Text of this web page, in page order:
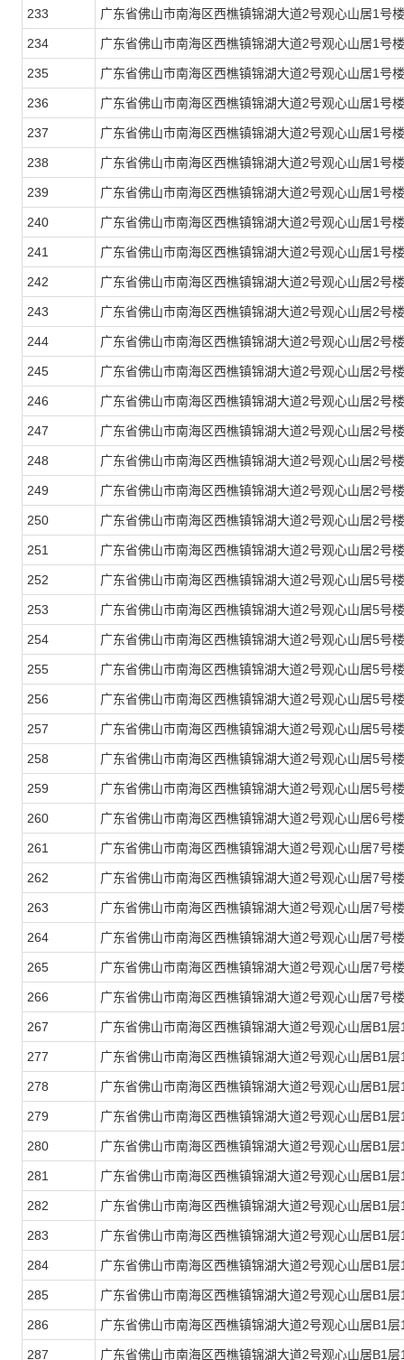
233 广东省佛山市南海区西樵镇锦湖大道2号观心山居1号
234 广东省佛山市南海区西樵镇锦湖大道2号观心山居1号
235 广东省佛山市南海区西樵镇锦湖大道2号观心山居1号
236 广东省佛山市南海区西樵镇锦湖大道2号观心山居1号
237 广东省佛山市南海区西樵镇锦湖大道2号观心山居1号
238 广东省佛山市南海区西樵镇锦湖大道2号观心山居1号
239 广东省佛山市南海区西樵镇锦湖大道2号观心山居1号
240 广东省佛山市南海区西樵镇锦湖大道2号观心山居1号
241 广东省佛山市南海区西樵镇锦湖大道2号观心山居1号
242 广东省佛山市南海区西樵镇锦湖大道2号观心山居2号
243 广东省佛山市南海区西樵镇锦湖大道2号观心山居2号
244 广东省佛山市南海区西樵镇锦湖大道2号观心山居2号
245 广东省佛山市南海区西樵镇锦湖大道2号观心山居2号
246 广东省佛山市南海区西樵镇锦湖大道2号观心山居2号
247 广东省佛山市南海区西樵镇锦湖大道2号观心山居2号
248 广东省佛山市南海区西樵镇锦湖大道2号观心山居2号
249 广东省佛山市南海区西樵镇锦湖大道2号观心山居2号
250 广东省佛山市南海区西樵镇锦湖大道2号观心山居2号
251 广东省佛山市南海区西樵镇锦湖大道2号观心山居2号
252 广东省佛山市南海区西樵镇锦湖大道2号观心山居5号
253 广东省佛山市南海区西樵镇锦湖大道2号观心山居5号
254 广东省佛山市南海区西樵镇锦湖大道2号观心山居5号
255 广东省佛山市南海区西樵镇锦湖大道2号观心山居5号
256 广东省佛山市南海区西樵镇锦湖大道2号观心山居5号
257 广东省佛山市南海区西樵镇锦湖大道2号观心山居5号
258 广东省佛山市南海区西樵镇锦湖大道2号观心山居5号
259 广东省佛山市南海区西樵镇锦湖大道2号观心山居5号
260 广东省佛山市南海区西樵镇锦湖大道2号观心山居6号
261 广东省佛山市南海区西樵镇锦湖大道2号观心山居7号
262 广东省佛山市南海区西樵镇锦湖大道2号观心山居7号
263 广东省佛山市南海区西樵镇锦湖大道2号观心山居7号
264 广东省佛山市南海区西樵镇锦湖大道2号观心山居7号
265 广东省佛山市南海区西樵镇锦湖大道2号观心山居7号
266 广东省佛山市南海区西樵镇锦湖大道2号观心山居7号
267 广东省佛山市南海区西樵镇锦湖大道2号观心山居B1层
277 广东省佛山市南海区西樵镇锦湖大道2号观心山居B1层
278 广东省佛山市南海区西樵镇锦湖大道2号观心山居B1层
279 广东省佛山市南海区西樵镇锦湖大道2号观心山居B1层
280 广东省佛山市南海区西樵镇锦湖大道2号观心山居B1层
281 广东省佛山市南海区西樵镇锦湖大道2号观心山居B1层
282 广东省佛山市南海区西樵镇锦湖大道2号观心山居B1层
283 广东省佛山市南海区西樵镇锦湖大道2号观心山居B1层
284 广东省佛山市南海区西樵镇锦湖大道2号观心山居B1层
285 广东省佛山市南海区西樵镇锦湖大道2号观心山居B1层
286 广东省佛山市南海区西樵镇锦湖大道2号观心山居B1层
287 广东省佛山市南海区西樵镇锦湖大道2号观心山居B1层